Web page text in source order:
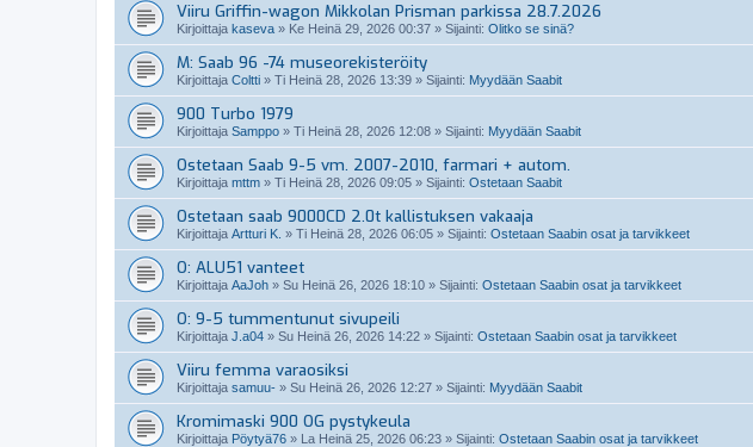
Viiru Griffin-wagon Mikkolan Prisman parkissa 28.7.2026
Kirjoittaja kaseva » Ke Heinä 29, 2026 00:37 » Sijainti: Olitko se sinä?
M: Saab 96 -74 museorekisteröity
Kirjoittaja Coltti » Ti Heinä 28, 2026 13:39 » Sijainti: Myydään Saabit
900 Turbo 1979
Kirjoittaja Samppo » Ti Heinä 28, 2026 12:08 » Sijainti: Myydään Saabit
Ostetaan Saab 9-5 vm. 2007-2010, farmari + autom.
Kirjoittaja mttm » Ti Heinä 28, 2026 09:05 » Sijainti: Ostetaan Saabit
Ostetaan saab 9000CD 2.0t kallistuksen vakaaja
Kirjoittaja Artturi K. » Ti Heinä 28, 2026 06:05 » Sijainti: Ostetaan Saabin osat ja tarvikkeet
O: ALU51 vanteet
Kirjoittaja AaJoh » Su Heinä 26, 2026 18:10 » Sijainti: Ostetaan Saabin osat ja tarvikkeet
O: 9-5 tummentunut sivupeili
Kirjoittaja J.a04 » Su Heinä 26, 2026 14:22 » Sijainti: Ostetaan Saabin osat ja tarvikkeet
Viiru femma varaosiksi
Kirjoittaja samuu- » Su Heinä 26, 2026 12:27 » Sijainti: Myydään Saabit
Kromimaski 900 OG pystykeula
Kirjoittaja Pöytyä76 » La Heinä 25, 2026 06:23 » Sijainti: Ostetaan Saabin osat ja tarvikkeet